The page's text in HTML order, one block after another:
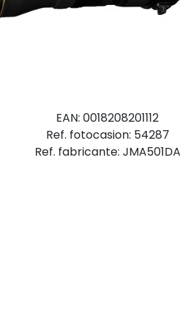
EAN: 0018208201112
Ref. fotocasion: 54287
Ref. fabricante: JMA501DA